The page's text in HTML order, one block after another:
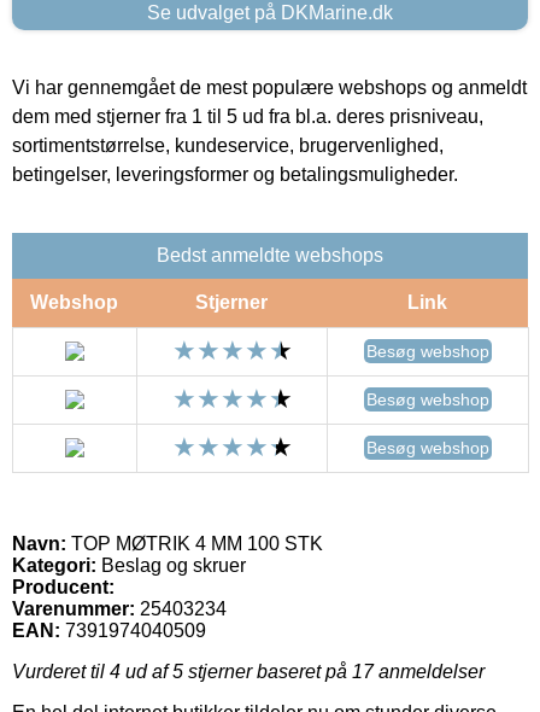
Se udvalget på DKMarine.dk
Vi har gennemgået de mest populære webshops og anmeldt
dem med stjerner fra 1 til 5 ud fra bl.a. deres prisniveau,
sortimentstørrelse, kundeservice, brugervenlighed,
betingelser, leveringsformer og betalingsmuligheder.
Bedst anmeldte webshops
Webshop Stjerner Link
Besøg webshop
Besøg webshop
Besøg webshop
Navn: TOP MØTRIK 4 MM 100 STK
Kategori: Beslag og skruer
Producent:
Varenummer: 25403234
EAN: 7391974040509
Vurderet til 4 ud af 5 stjerner baseret på 17anmeldelser